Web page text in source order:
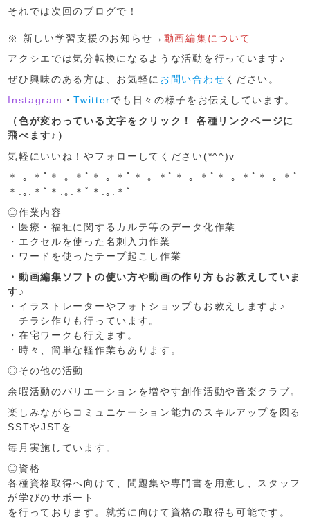
それでは次回のブログで！
※ 新しい学習支援のお知らせ→ 動画編集について
アクシエでは気分転換になるような活動を行っています♪
ぜひ興味のある方は、お気軽に お問い合わせ ください。
Instagram ・Twitterでも日々の様子をお伝えしています。
（色が変わっている文字をクリック！ 各種リンクページに
飛べます♪）
気軽にいいね！やフォローしてください(*^^)v
＊.｡.＊ﾟ＊.｡.＊ﾟ＊.｡.＊ﾟ＊.｡.＊ﾟ＊.｡.＊ﾟ＊.｡.＊ﾟ＊.｡.＊ﾟ
＊.｡.＊ﾟ＊.｡.＊ﾟ＊.｡.＊ﾟ
◎作業内容
・医療・福祉に関するカルテ等のデータ化作業
・エクセルを使った名刺入力作業
・ワードを使ったテープ起こし作業
・動画編集ソフトの使い方や動画の作り方もお教えしていま
す♪
・イラストレーターやフォトショップもお教えしますよ♪
チラシ作りも行っています。
・在宅ワークも行えます。
・時々、簡単な軽作業もあります。
◎その他の活動
余暇活動のバリエーションを増やす創作活動や音楽クラブ。
楽しみながらコミュニケーション能力のスキルアップを図る
SSTやJSTを
毎月実施しています。
◎資格
各種資格取得へ向けて、問題集や専門書を用意し、スタッフ
が学びのサポート
を行っております。就労に向けて資格の取得も可能です。